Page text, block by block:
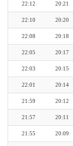
20:21
22:12
20:20
22:10
20:18
22:08
20:17
22:05
20:15
22:03
20:14
22:01
20:12
21:59
20:11
21:57
20:09
21:55